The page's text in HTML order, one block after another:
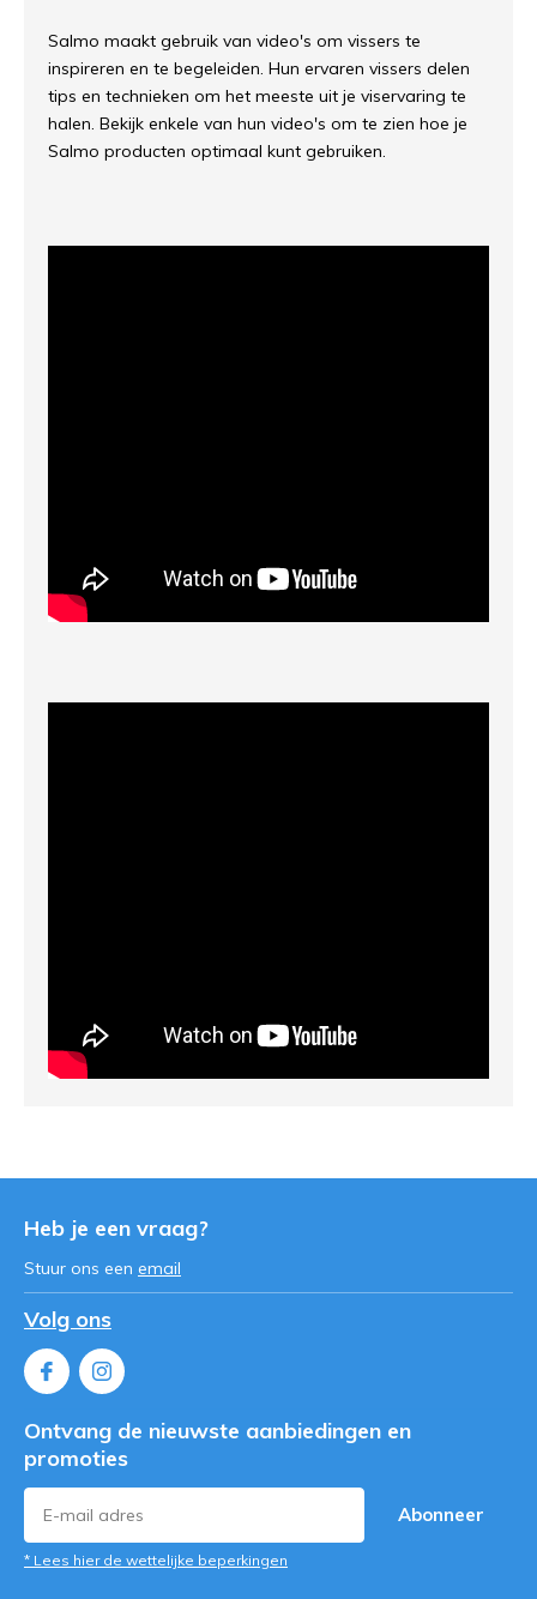
Salmo maakt gebruik van video's om vissers te
inspireren en te begeleiden. Hun ervaren vissers delen
tips en technieken om het meeste uit je viservaring te
halen. Bekijk enkele van hun video's om te zien hoe je
Salmo producten optimaal kunt gebruiken.
Heb je een vraag?
Stuur ons een email
Volg ons
Ontvang de nieuwste aanbiedingen en
promoties
Abonneer
* Lees hier de wettelijke beperkingen